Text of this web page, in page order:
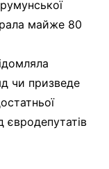
майже 80
чи призведе
євродепутатів